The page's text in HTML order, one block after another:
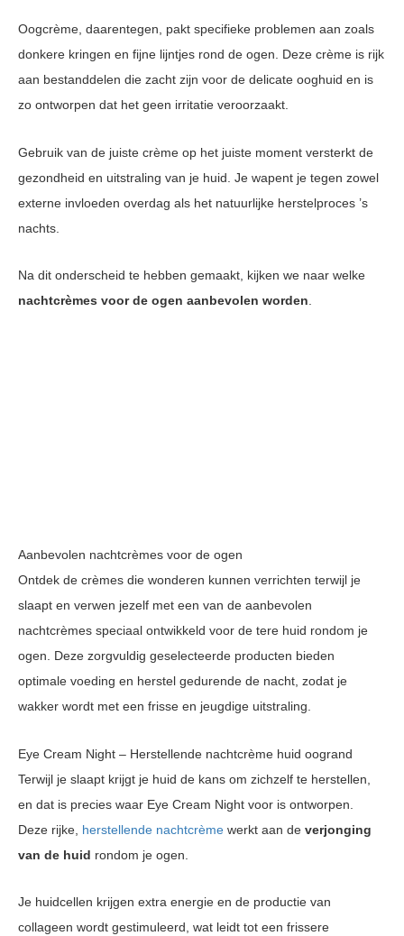
Oogcrème, daarentegen, pakt specifieke problemen aan zoals
donkere kringen en fijne lijntjes rond de ogen. Deze crème is rijk
aan bestanddelen die zacht zijn voor de delicate ooghuid en is
zo ontworpen dat het geen irritatie veroorzaakt.
Gebruik van de juiste crème op het juiste moment versterkt de
gezondheid en uitstraling van je huid. Je wapent je tegen zowel
externe invloeden overdag als het natuurlijke herstelproces ’s
nachts.
Na dit onderscheid te hebben gemaakt, kijken we naar welke
nachtcrèmes voor de ogen aanbevolen worden.
Aanbevolen nachtcrèmes voor de ogen
Ontdek de crèmes die wonderen kunnen verrichten terwijl je
slaapt en verwen jezelf met een van de aanbevolen
nachtcrèmes speciaal ontwikkeld voor de tere huid rondom je
ogen. Deze zorgvuldig geselecteerde producten bieden
optimale voeding en herstel gedurende de nacht, zodat je
wakker wordt met een frisse en jeugdige uitstraling.
Eye Cream Night – Herstellende nachtcrème huid oogrand
Terwijl je slaapt krijgt je huid de kans om zichzelf te herstellen,
en dat is precies waar Eye Cream Night voor is ontworpen.
Deze rijke, herstellende nachtcrème werkt aan de verjonging
van de huid rondom je ogen.
Je huidcellen krijgen extra energie en de productie van
collageen wordt gestimuleerd, wat leidt tot een frissere